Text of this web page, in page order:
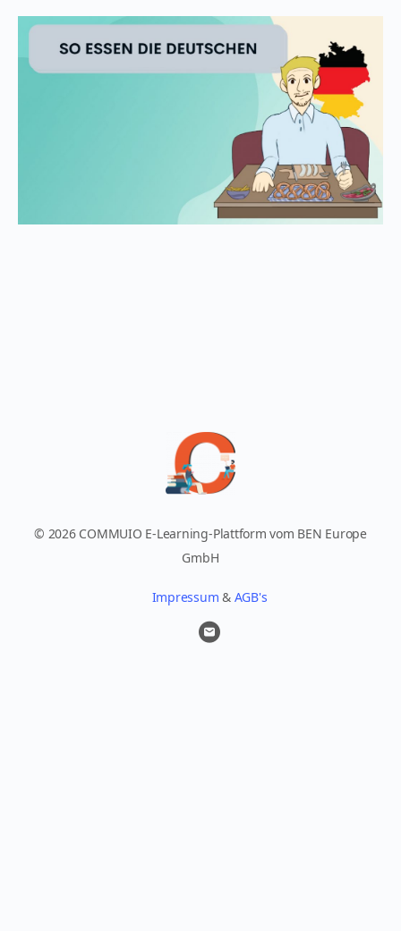
© 2026 COMMUIO E-Learning-Plattform vom BEN Europe
GmbH
Impressum & AGB's